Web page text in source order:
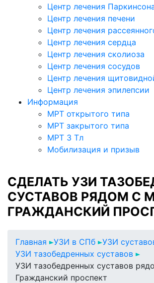
Центр лечения
Центр лечения печени
Центр лечения
Центр лечения сердца
Центр лечения сколиоза
Центр лечения сосудов
Центр лечения
Центр лечения эпилепсии
Информация
МРТ открытого типа
МРТ закрытого типа
МРТ 3 Тл
Мобилизация и призыв
СДЕЛАТЬ УЗИ
СУСТАВОВ РЯДОМ С
ГРАЖДАНСКИЙ
Главная УЗИ в СПб
УЗИ
УЗИ тазобедренных суставов
УЗИ тазобедренных суставов
Гражданский проспект